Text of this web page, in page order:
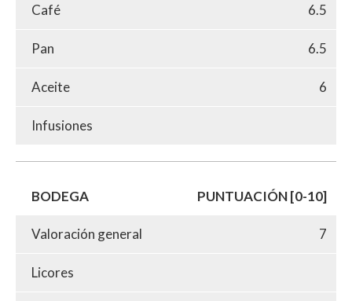
Café 6.5
Pan 6.5
Aceite 6
Infusiones
BODEGA PUNTUACIÓN [0-10]
Valoración general 7
Licores